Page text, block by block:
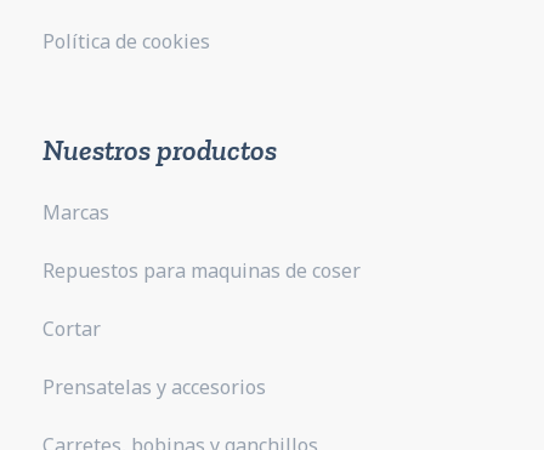
Política de cookies
Nuestros productos
Marcas
Repuestos para maquinas de coser
Cortar
Prensatelas y accesorios